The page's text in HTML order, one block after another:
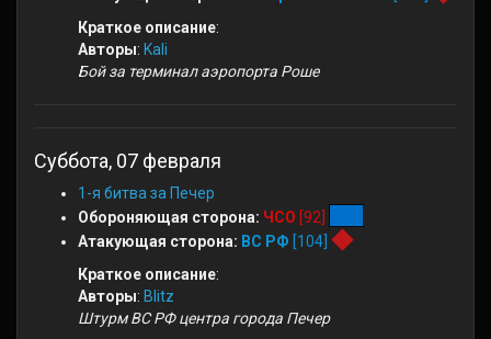
Краткое описание:
Авторы: Kali
Бой за терминал аэропорта Роше
Суббота, 07 февраля
1-я битва за Печер
Обороняющая сторона: ЧСО [92]
Атакующая сторона: ВС РФ [104]
Краткое описание:
Авторы: Blitz
Штурм ВС РФ центра города Печер